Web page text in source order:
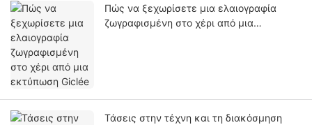
Πώς να ξεχωρίσετε μια ελαιογραφία
ζωγραφισμένη στο χέρι από μια
Τάσεις στην τέχνη και τη διακόσμηση